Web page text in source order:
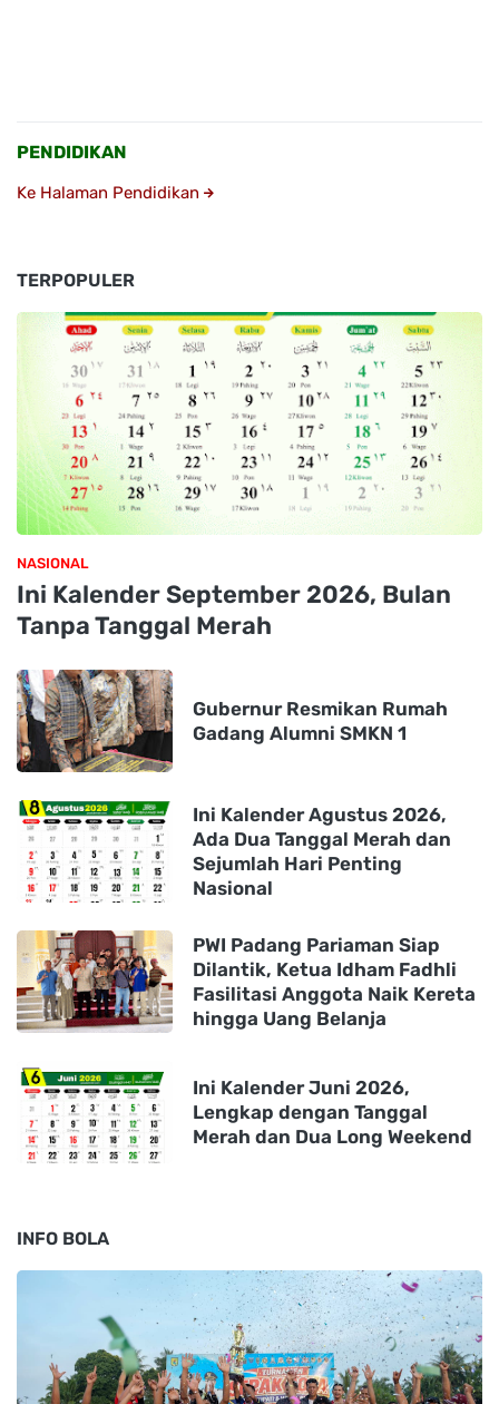
PENDIDIKAN
Ke Halaman Pendidikan
TERPOPULER
NASIONAL
Ini Kalender September 2026, Bulan
Tanpa Tanggal Merah
Gubernur Resmikan Rumah
Gadang Alumni SMKN 1
Ini Kalender Agustus 2026,
Ada Dua Tanggal Merah dan
Sejumlah Hari Penting
Nasional
PWI Padang Pariaman Siap
Dilantik, Ketua Idham Fadhli
Fasilitasi Anggota Naik Kereta
hingga Uang Belanja
Ini Kalender Juni 2026,
Lengkap dengan Tanggal
Merah dan Dua Long Weekend
INFO BOLA